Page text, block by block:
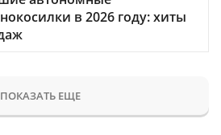
в 2026 году: хиты
ПОКАЗАТЬ ЕЩЕ